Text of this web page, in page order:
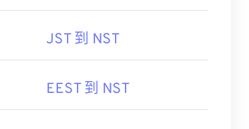
JST 到 NST
EEST 到 NST